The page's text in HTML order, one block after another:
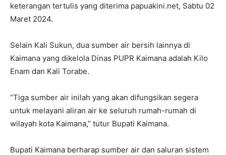
keterangan tertulis yang diterima papuakini.net, Sabtu 02
Maret 2024.
Selain Kali Sukun, dua sumber air bersih lainnya di
Kaimana yang dikelola Dinas PUPR Kaimana adalah Kilo
Enam dan Kali Torabe.
“Tiga sumber air inilah yang akan difungsikan segera
untuk melayani aliran air ke seluruh rumah-rumah di
wilayah kota Kaimana,” tutur Bupati Kaimana.
Bupati Kaimana berharap sumber air dan saluran sistem